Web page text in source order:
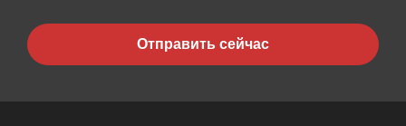
Отправить сейчас